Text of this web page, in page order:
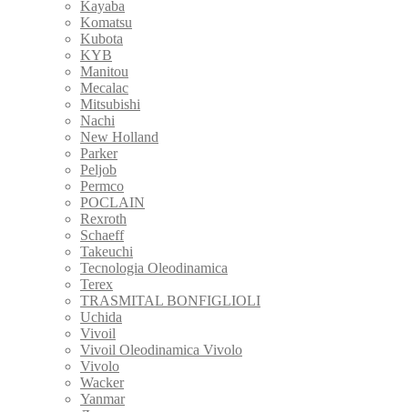
Kayaba
Komatsu
Kubota
KYB
Manitou
Mecalac
Mitsubishi
Nachi
New Holland
Parker
Peljob
Permco
POCLAIN
Rexroth
Schaeff
Takeuchi
Tecnologia Oleodinamica
Terex
TRASMITAL BONFIGLIOLI
Uchida
Vivoil
Vivoil Oleodinamica Vivolo
Vivolo
Wacker
Yanmar